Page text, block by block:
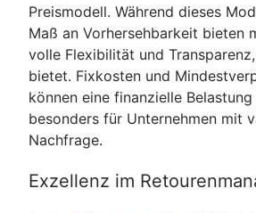
Preismodell. Während dieses
Maß an Vorhersehbarkeit bieten
volle Flexibilität und Transparenz,
bietet. Fixkosten und
können eine finanzielle
besonders für Unternehmen mit
Nachfrage.
Exzellenz im